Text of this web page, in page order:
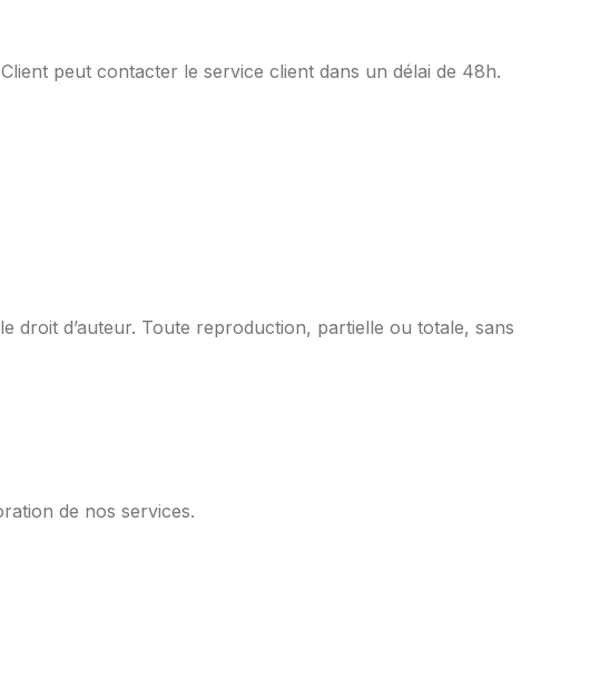
peut contacter le service client dans un délai de 48h.
droit d’auteur. Toute reproduction, partielle ou totale, sans
de nos services.